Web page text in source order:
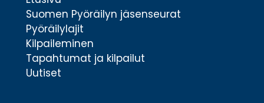
Suomen Pyöräilyn jäsenseurat
Pyöräilylajit
Kilpaileminen
Tapahtumat ja kilpailut
Uutiset